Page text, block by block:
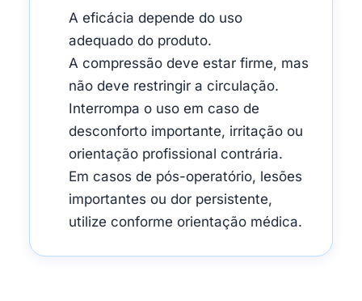
A eficácia depende do uso
adequado do produto.
A compressão deve estar firme, mas
não deve restringir a circulação.
Interrompa o uso em caso de
desconforto importante, irritação ou
orientação profissional contrária.
Em casos de pós-operatório, lesões
importantes ou dor persistente,
utilize conforme orientação médica.